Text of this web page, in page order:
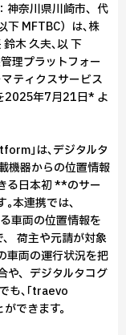
神奈川県川崎市、代
下 MFTBC）は､株
木 久夫､以 下
理プラットフォー
ティクスサービス
2025年7月21日* よ
｣は､デジタルタ
機器からの位置情報
る日本初 **のサー
｡本連携では､
車両の位置情報を
荷主や元請が対象
車両の運行状況を把
や、デジタルタコグ
も､｢traevo
できます。